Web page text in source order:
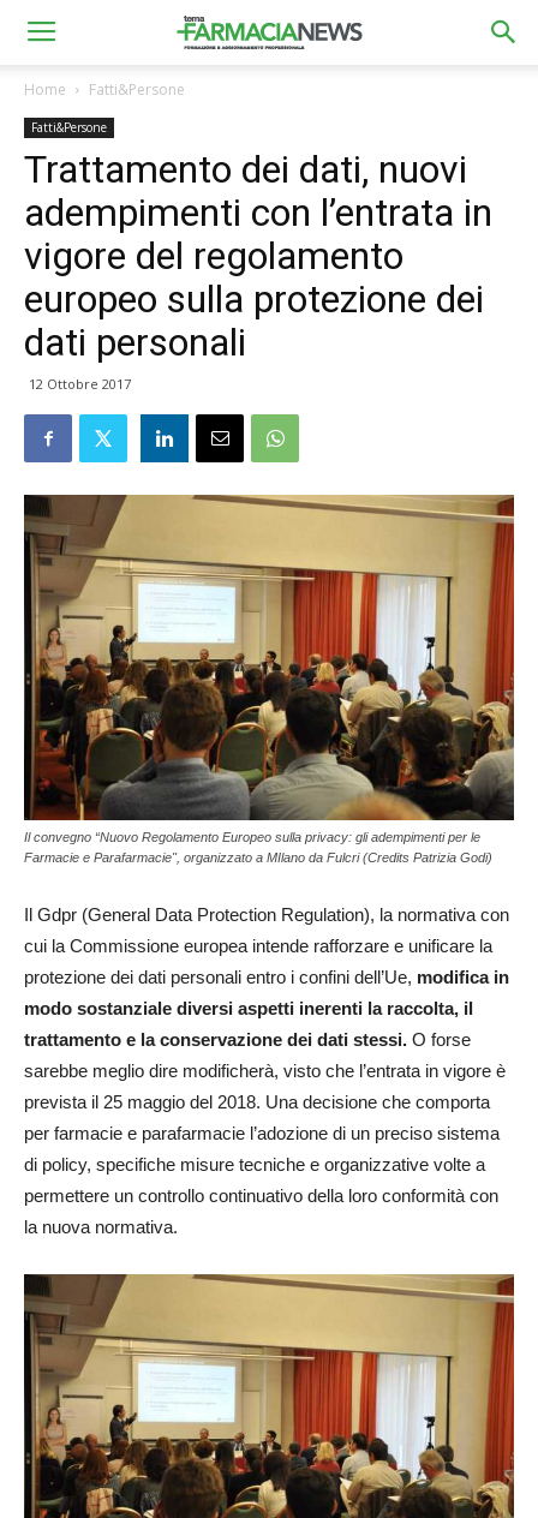
Home Fatti&Persone
Fatti&Persone
Trattamento dei dati, nuovi
adempimenti con l’entrata in
vigore del regolamento
europeo sulla protezione dei
dati personali
12 Ottobre 2017
Il convegno “Nuovo Regolamento Europeo sulla privacy: gli adempimenti per le
Farmacie e Parafarmacie", organizzato a MIlano da Fulcri (Credits Patrizia Godi)
Il Gdpr (General Data Protection Regulation), la normativa con
cui la Commissione europea intende rafforzare e unificare la
protezione dei dati personali entro i confini dell’Ue, modifica in
modo sostanziale diversi aspetti inerenti la raccolta, il
trattamento e la conservazione dei dati stessi. O forse
sarebbe meglio dire modificherà, visto che l’entrata in vigore è
prevista il 25 maggio del 2018. Una decisione che comporta
per farmacie e parafarmacie l’adozione di un preciso sistema
di policy, specifiche misure tecniche e organizzative volte a
permettere un controllo continuativo della loro conformità con
la nuova normativa.